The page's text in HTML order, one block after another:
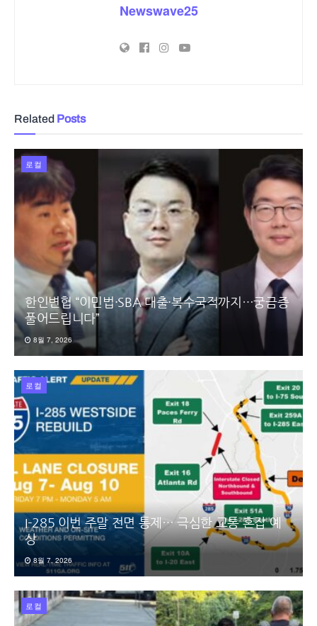
Newswave25
Related Posts
로컬
한인변협 “이민법·SBA 대출·복수국적까지…궁금증
풀어드립니다”
8월 7, 2026
로컬
I-285 이번 주말 전면 통제… 극심한 교통 혼잡 예
상
8월 7, 2026
로컬